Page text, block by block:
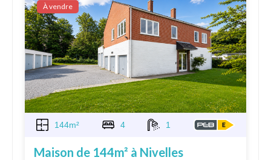
À vendre
144m² 4 1
Maison de 144m² à Nivelles